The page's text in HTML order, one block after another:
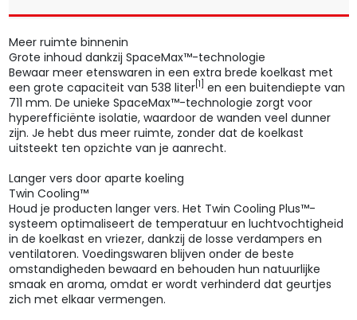
Meer ruimte binnenin
Grote inhoud dankzij SpaceMax™-technologie
Bewaar meer etenswaren in een extra brede koelkast met
een grote capaciteit van 538 liter[1] en een buitendiepte van
711 mm. De unieke SpaceMax™-technologie zorgt voor
hyperefficiënte isolatie, waardoor de wanden veel dunner
zijn. Je hebt dus meer ruimte, zonder dat de koelkast
uitsteekt ten opzichte van je aanrecht.
Langer vers door aparte koeling
Twin Cooling™
Houd je producten langer vers. Het Twin Cooling Plus™-
systeem optimaliseert de temperatuur en luchtvochtigheid
in de koelkast en vriezer, dankzij de losse verdampers en
ventilatoren. Voedingswaren blijven onder de beste
omstandigheden bewaard en behouden hun natuurlijke
smaak en aroma, omdat er wordt verhinderd dat geurtjes
zich met elkaar vermengen.